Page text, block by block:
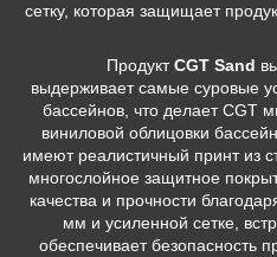
сетку, которая защищает
ПродуктCGT Sand
выдерживает самые суровые
бассейнов, что делает CGT
виниловой облицовки
имеют реалистичный принт из
многослойное защитное
качества и прочности
мм и усиленной сетке,
обеспечивает безопасность